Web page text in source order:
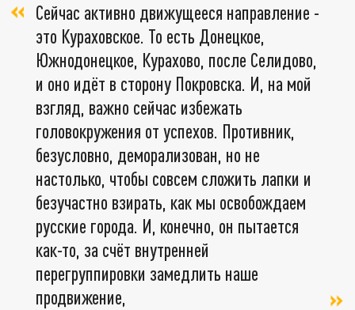
Сейчас активно движущееся направление -
это Кураховское. То есть Донецкое,
Южнодонецкое, Курахово, после Селидово,
и оно идёт в сторону Покровска. И, на мой
взгляд, важно сейчас избежать
головокружения от успехов. Противник,
безусловно, деморализован, но не
настолько, чтобы совсем сложить лапки и
безучастно взирать, как мы освобождаем
русские города. И, конечно, он пытается
как-то, за счёт внутренней
перегруппировки замедлить наше
продвижение,